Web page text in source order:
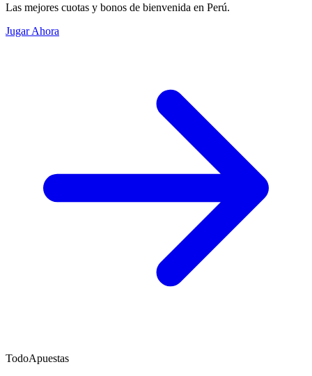
Las mejores cuotas y bonos de bienvenida en Perú.
Jugar Ahora
TodoApuestas